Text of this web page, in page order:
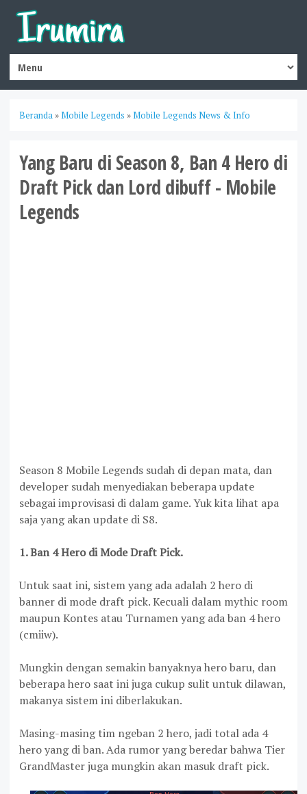
Beranda »Mobile Legends »Mobile Legends News & Info
Yang Baru di Season 8, Ban 4 Hero di
Draft Pick dan Lord dibuff - Mobile
Legends
Season 8 Mobile Legends sudah di depan mata, dan
developer sudah menyediakan beberapa update
sebagai improvisasi di dalam game. Yuk kita lihat apa
saja yang akan update di S8.
1. Ban 4 Hero di Mode Draft Pick.
Untuk saat ini, sistem yang ada adalah 2 hero di
banner di mode draft pick. Kecuali dalam mythic room
maupun Kontes atau Turnamen yang ada ban 4 hero
(cmiiw).
Mungkin dengan semakin banyaknya hero baru, dan
beberapa hero saat ini juga cukup sulit untuk dilawan,
makanya sistem ini diberlakukan.
Masing-masing tim ngeban 2 hero, jadi total ada 4
hero yang di ban. Ada rumor yang beredar bahwa Tier
GrandMaster juga mungkin akan masuk draft pick.